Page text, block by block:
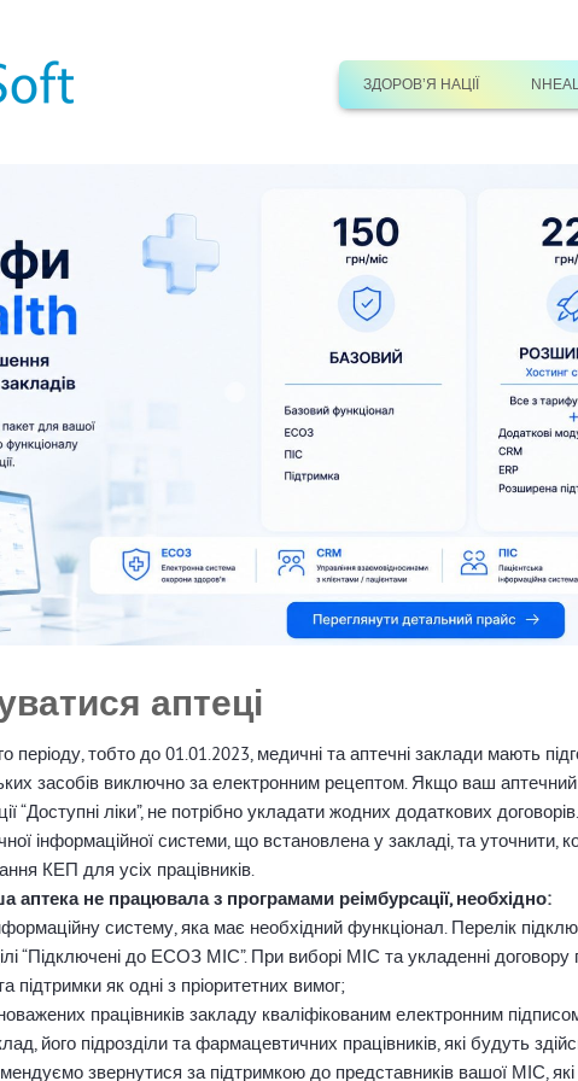
ЗДОРОВ’Я НАЦІЇ
аптеці
періоду, тобто до 01.01.2023, медичні та аптечні заклади мають
засобів виключно за електронним рецептом. Якщо ваш
“Доступні ліки”, не потрібно укладати жодних додаткових
інформаційної системи, що встановлена у закладі, та уточнити,
КЕП для усіх працівників.
не працювала з програмами реімбурсації, необхідно:
систему, яка має необхідний функціонал. Перелік
“Підключені до ЕСОЗ МІС”. При виборі МІС та укладенні
підтримки як одні з пріоритетних вимог;
працівників закладу кваліфікованим електронним
його підрозділи та фармацевтичних працівників, які будуть
звернутися за підтримкою до представників вашої МІС,